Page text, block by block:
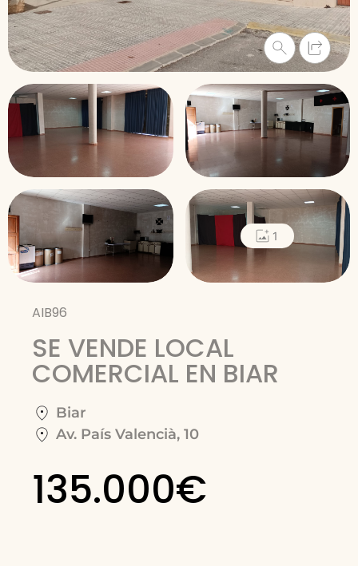
1
AIB96
SE VENDE LOCAL
COMERCIAL EN BIAR
Biar
Av. País Valencià, 10
135.000€